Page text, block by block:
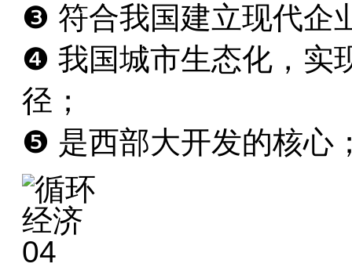
❸ 符合我国建立现代企
❹ 我国城市生态化，实
径；
❺ 是西部大开发的核心